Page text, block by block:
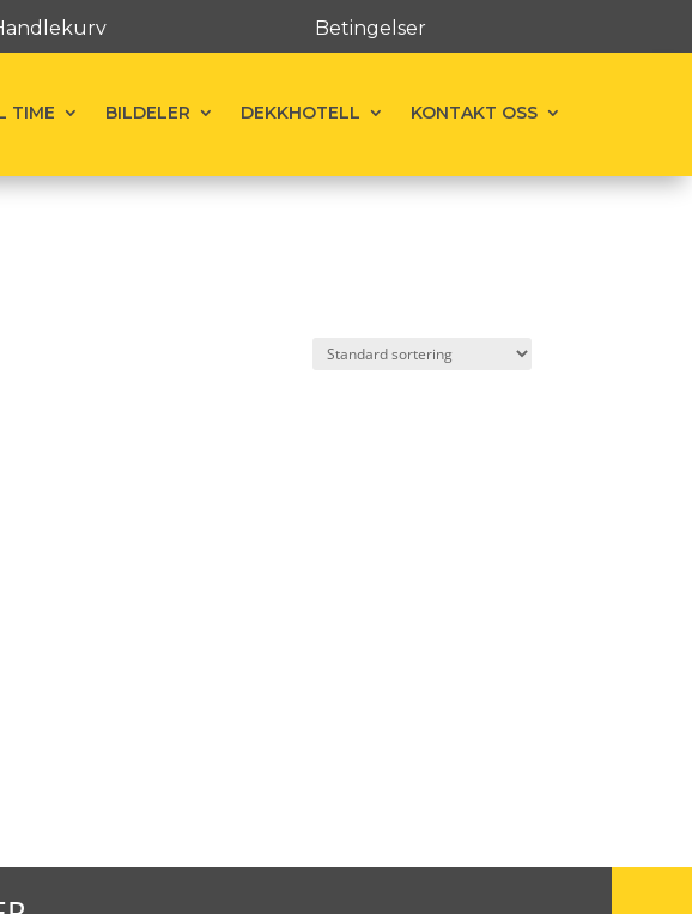
Betingelser
TIME BILDELER DEKKHOTELL KONTAKT OSS